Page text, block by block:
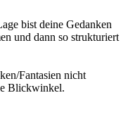
bist deine Gedanken
und dann so strukturiert
Fantasien nicht
Blickwinkel.